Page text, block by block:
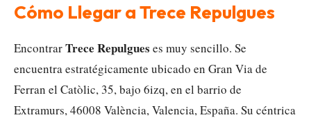
Cómo Llegar a Trece Repulgues
EncontrarTrece Repulgues es muy sencillo. Se
encuentra estratégicamente ubicado en Gran Via de
Ferran el Catòlic, 35, bajo 6izq, en el barrio de
Extramurs, 46008 València, Valencia, España. Su céntrica